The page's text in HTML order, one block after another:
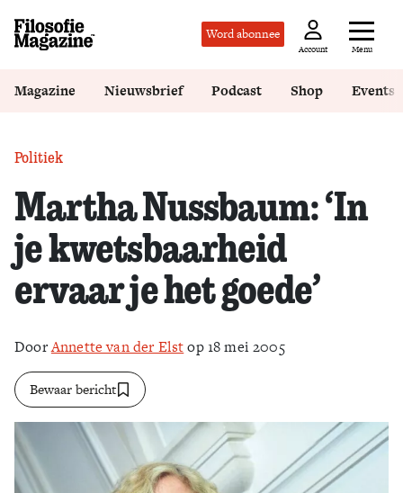
Word abonnee
Account Menu
Magazine Nieuwsbrief Podcast Shop Events
Politiek
Martha Nussbaum: ‘In
je kwetsbaarheid
ervaar je het goede’
DoorAnnette van der Elstop 18 mei 2005
Bewaar bericht